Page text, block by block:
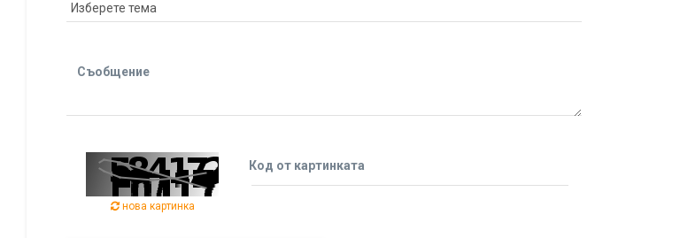
Съобщение
нова картинка
Код от картинката